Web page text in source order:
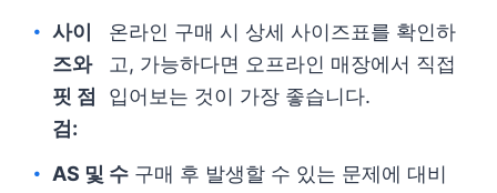
사이
즈와
핏 점
검:
온라인 구매 시 상세 사이즈표를 확인하
고, 가능하다면 오프라인 매장에서 직접
입어보는 것이 가장 좋습니다.
AS 및 수 구매 후 발생할 수 있는 문제에 대비